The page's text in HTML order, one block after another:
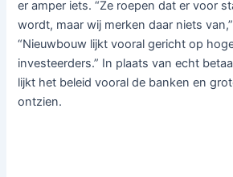
er amper iets. “Ze roepen dat er voor
wordt, maar wij merken daar niets
“Nieuwbouw lijkt vooral gericht op
investeerders.” In plaats van echt
lijkt het beleid vooral de banken en
ontzien.